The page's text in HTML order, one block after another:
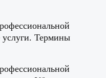
Термины